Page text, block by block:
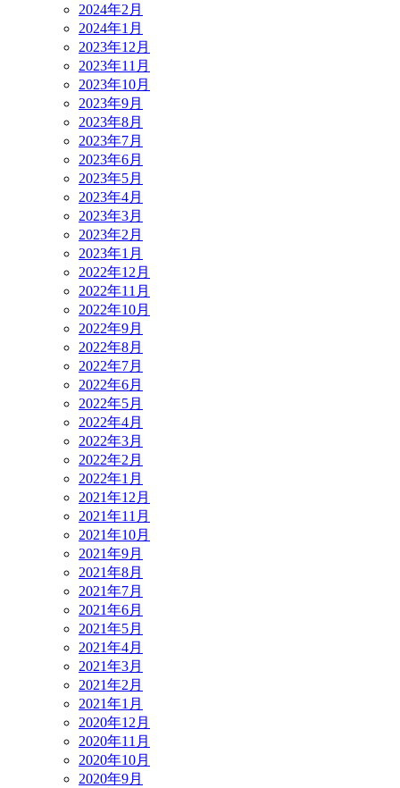
2024年2月
2024年1月
2023年12月
2023年11月
2023年10月
2023年9月
2023年8月
2023年7月
2023年6月
2023年5月
2023年4月
2023年3月
2023年2月
2023年1月
2022年12月
2022年11月
2022年10月
2022年9月
2022年8月
2022年7月
2022年6月
2022年5月
2022年4月
2022年3月
2022年2月
2022年1月
2021年12月
2021年11月
2021年10月
2021年9月
2021年8月
2021年7月
2021年6月
2021年5月
2021年4月
2021年3月
2021年2月
2021年1月
2020年12月
2020年11月
2020年10月
2020年9月